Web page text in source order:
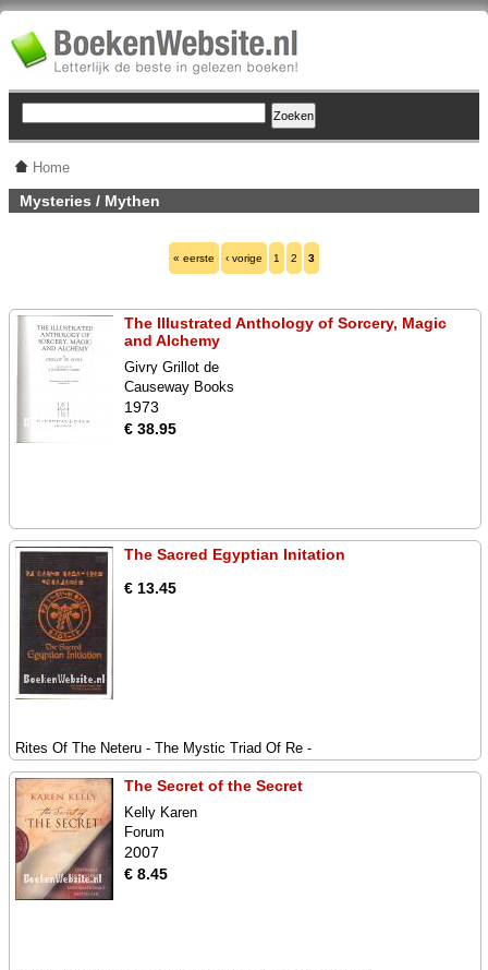
Home
Mysteries / Mythen
« eerste ‹ vorige 1 2 3
The Illustrated Anthology of Sorcery, Magic
and Alchemy
Givry Grillot de
Causeway Books
1973
€ 38.95
The Sacred Egyptian Initation
€ 13.45
Rites Of The Neteru - The Mystic Triad Of Re -
The Secret of the Secret
Kelly Karen
Forum
2007
€ 8.45